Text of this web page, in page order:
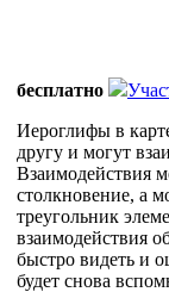
бесплатно
Иероглифы в
другу и могут
Взаимодействия
столкновение, а
треугольник
взаимодействия
быстро видеть и
будет снова